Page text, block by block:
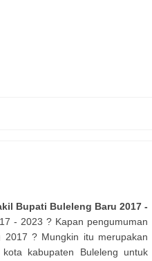
Bupati Buleleng Baru 2017 -
- 2023 ? Kapan pengumuman
2017 ? Mungkin itu merupakan
kabupaten Buleleng untuk